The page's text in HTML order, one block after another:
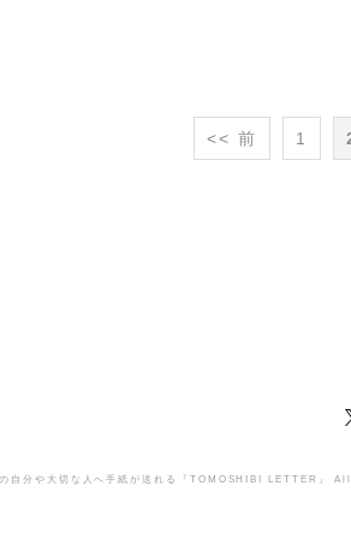
<< 前 1
自分や大切な人へ手紙が送れる『TOMOSHIBI LETTER』